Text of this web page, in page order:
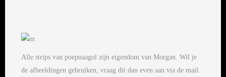
Alle strips van poepnaagol zijn eigendom van Morgan. Wil je
de afbeeldingen gebruiken, vraag dit dan even aan via de mail.